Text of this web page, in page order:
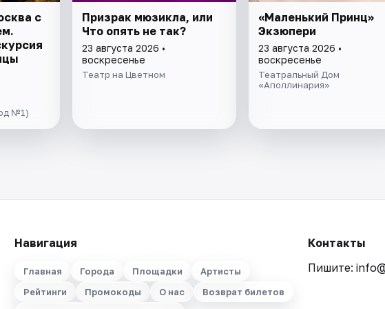
с
№1)
Призрак мюзикла, или
Что опять не так?
23 августа 2026 •
воскресенье
Театр на Цветном
«Маленький Принц»
Экзюпери
23 августа 2026 •
воскресенье
Театральный Дом
«Аполлинария»
Навигация
Главная Города Площадки
Артисты
Рейтинги
Промокоды О нас
Возврат билетов
Контакты
Пишите: